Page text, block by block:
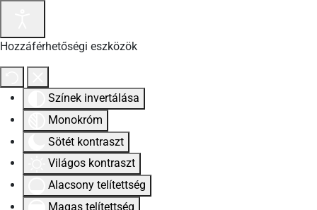
Hozzáférhetőségi eszközök
Színek invertálása
Monokróm
Sötét kontraszt
Világos kontraszt
Alacsony telítettség
Magas telítettség